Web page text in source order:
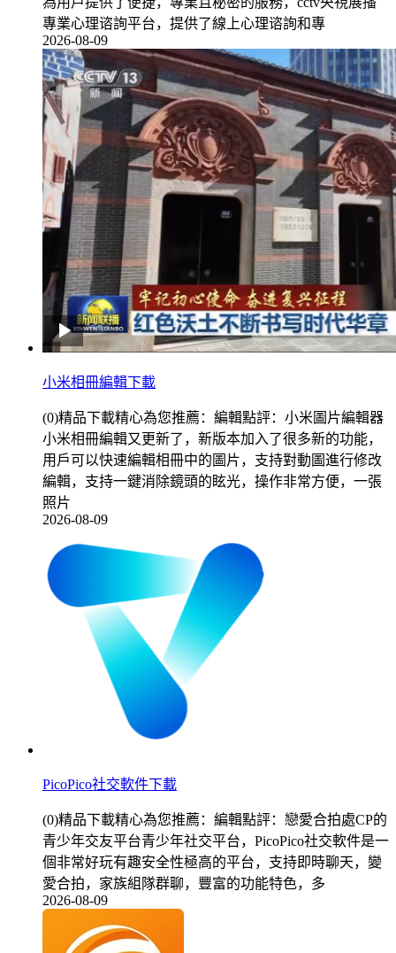
專業心理谘詢平台，提供了線上心理谘詢和專
2026-08-09
小米相冊編輯下載
(0)精品下載精心為您推薦：編輯點評：小米圖片編輯器
小米相冊編輯又更新了，新版本加入了很多新的功能，
用戶可以快速編輯相冊中的圖片，支持對動圖進行修改
編輯，支持一鍵消除鏡頭的眩光，操作非常方便，一張
照片
2026-08-09
PicoPico社交軟件下載
(0)精品下載精心為您推薦：編輯點評：戀愛合拍處CP的
青少年交友平台青少年社交平台，PicoPico社交軟件是一
個非常好玩有趣安全性極高的平台，支持即時聊天，變
愛合拍，家族組隊群聊，豐富的功能特色，多
2026-08-09